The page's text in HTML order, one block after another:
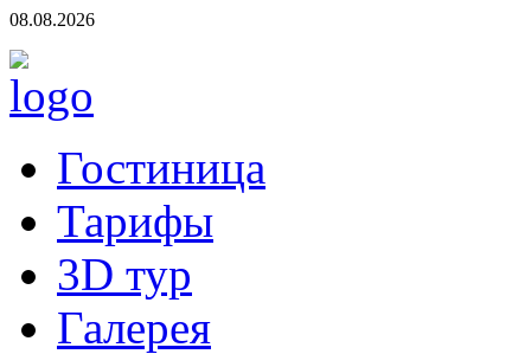
08.08.2026
Гостиница
Тарифы
3D тур
Галерея